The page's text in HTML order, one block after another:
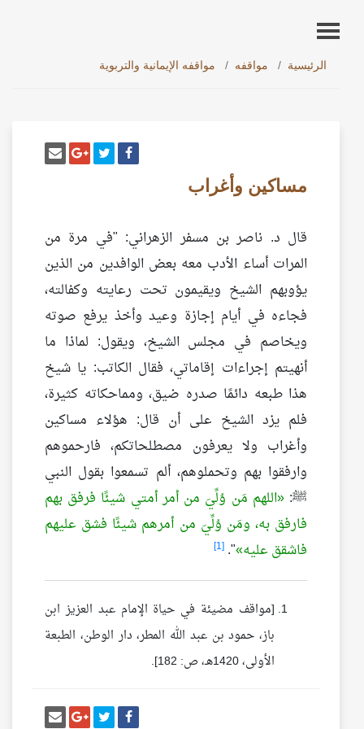
الرئيسية مواقفه مواقفه الإيمانية والتربوية
شارك على فيسبوك
أنشر تغريدةشارك على
مساكين وأغراب
قال د. ناصر بن مسفر الزهراني: "في مرة من
المرات أساء الأدب معه بعض الوافدين من الذين
يؤوبهم الشيخ ويقيمون تحت رعايته وكفالته،
فجاءه في أيام إجازة وعيد وأخذ يرفع صوته
ويخاصم في مجلس الشيخ، ويقول: لماذا ما
أنهيتم إجراءات إقاماتي، فقال الكاتب: يا شيخ
هذا طبعه دائمًا صدره ضيق، ومماحكاته كثيرة،
فلم يزد الشيخ على أن قال: هؤلاء مساكين
وأغراب ولا يعرفون مصطلحاتكم، فارحموهم
وارفقوا بهم وتحملوهم، ألم تسمعوا بقول النبي
ﷺ: اللهم مَن وُلِّيَ من أمر أمتي شيئًا فرفق بهم
فارفق به، ومَن وُلِّيَ من أمرهم شيئًا فشق عليهم
فاشقق عليه ".
[1]
[مواقف مضيئة في حياة الإمام عبد العزيز ابن
باز، حمود بن عبد الله المطر، دار الوطن، الطبعة
الأولى، 1420هـ، ص: 182].
شارك على فيسبوك
أنشر تغريدةشارك على